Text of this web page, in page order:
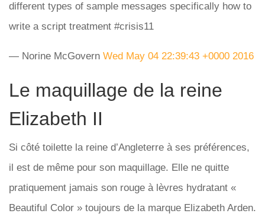
different types of sample messages specifically how to
write a script treatment #crisis11
— Norine McGovern Wed May 04 22:39:43 +0000 2016
Le maquillage de la reine
Elizabeth II
Si côté toilette la reine d’Angleterre à ses préférences,
il est de même pour son maquillage. Elle ne quitte
pratiquement jamais son rouge à lèvres hydratant «
Beautiful Color » toujours de la marque Elizabeth Arden.